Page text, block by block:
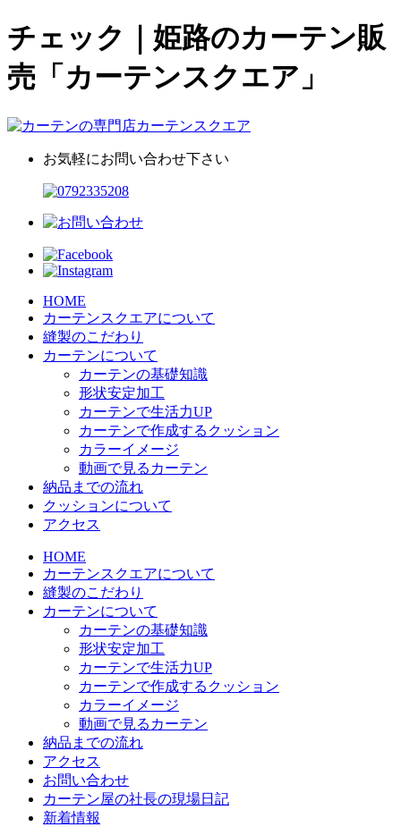
チェック｜姫路のカーテン販
売「カーテンスクエア」
お気軽にお問い合わせ下さい
HOME
カーテンスクエアについて
縫製のこだわり
カーテンについて
カーテンの基礎知識
形状安定加工
カーテンで生活力UP
カーテンで作成するクッション
カラーイメージ
動画で見るカーテン
納品までの流れ
クッションについて
アクセス
HOME
カーテンスクエアについて
縫製のこだわり
カーテンについて
カーテンの基礎知識
形状安定加工
カーテンで生活力UP
カーテンで作成するクッション
カラーイメージ
動画で見るカーテン
納品までの流れ
アクセス
お問い合わせ
カーテン屋の社長の現場日記
新着情報